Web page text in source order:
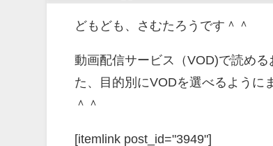
どもども、さむたろうです＾＾
動画配信サービス（VOD)で読め
た、目的別にVODを選べるように
＾＾
[itemlink post_id="3949"]